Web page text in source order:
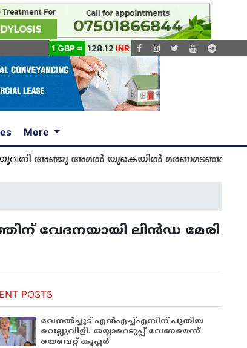
1 GBP = 128.12 INR
More
അമൽ യുകെയിൽ മരണമടഞ്ഞു...
വേദനയായി ലിൻഡ മേരി
POSTS
വേനൽച്ചൂട് എൻഎച്ച്എസിന് പുതിയ
വെല്ലുവിളി. തയ്യാറെടുപ്പ് വേണമെന്ന്
യെവെറ്റ് കൂപ്പർ